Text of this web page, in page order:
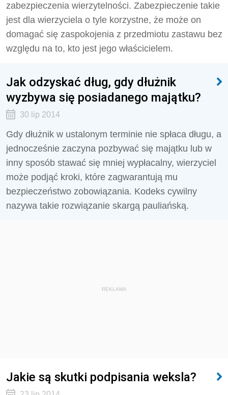
zabezpieczenia wierzytelności. Zabezpieczenie takie
jest dla wierzyciela o tyle korzystne, że może on
domagać się zaspokojenia z przedmiotu zastawu bez
względu na to, kto jest jego właścicielem.
Jak odzyskać dług, gdy dłużnik
wyzbywa się posiadanego majątku?
30 lip 2014
Gdy dłużnik w ustalonym terminie nie spłaca długu, a
jednocześnie zaczyna pozbywać się majątku lub w
inny sposób stawać się mniej wypłacalny, wierzyciel
może podjąć kroki, które zagwarantują mu
bezpieczeństwo zobowiązania. Kodeks cywilny
nazywa takie rozwiązanie skargą pauliańską.
REKLAMA
Jakie są skutki podpisania weksla?